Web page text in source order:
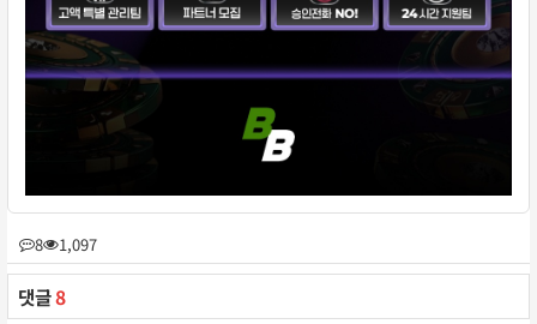
8 1,097
댓글8